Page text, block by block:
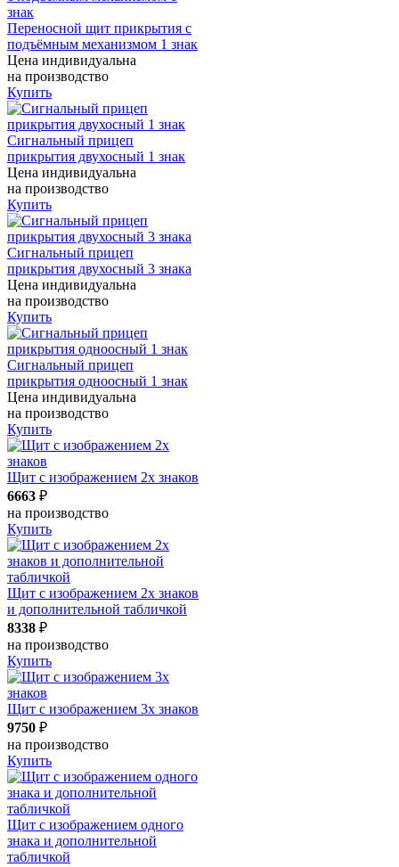
Переносной щит прикрытия с
подъёмным механизмом 1 знак
Цена индивидуальна
на производство
Купить
Сигнальный прицеп
прикрытия двухосный 1 знак
Цена индивидуальна
на производство
Купить
Сигнальный прицеп
прикрытия двухосный 3 знака
Цена индивидуальна
на производство
Купить
Сигнальный прицеп
прикрытия одноосный 1 знак
Цена индивидуальна
на производство
Купить
Щит с изображением 2х знаков
6663 ₽
на производство
Купить
Щит с изображением 2х знаков
и дополнительной табличкой
8338 ₽
на производство
Купить
Щит с изображением 3х знаков
9750 ₽
на производство
Купить
Щит с изображением одного
знака и дополнительной
табличкой